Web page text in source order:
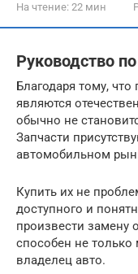
На чтение: 22 мин
Руководство
Благодаря тому, что
являются
обычно не
Запчасти
автомобильном
Купить их не
доступного и
произвести замену
способен не только
владелец авто.